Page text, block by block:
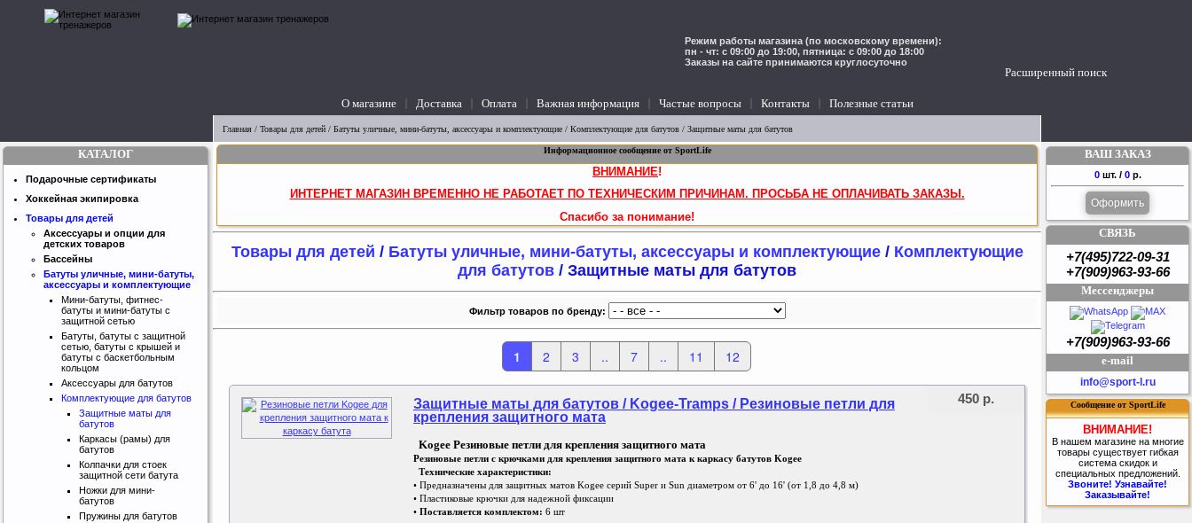
Расширенный поиск
Режим работы магазина (по московскому времени):
пн - чт: с 09:00 до 19:00, пятница: с 09:00 до 18:00
Заказы на сайте принимаются круглосуточно
О магазине Доставка Оплата Важная информация Частые вопросы Контакты Полезные статьи
Главная / Товары для детей / Батуты уличные, мини-батуты, аксессуары и комплектующие / Комплектующие для батутов / Защитные маты для батутов
Информационное сообщение от SportLife
ВНИМАНИЕ!
ИНТЕРНЕТ МАГАЗИН ВРЕМЕННО НЕ РАБОТАЕТ ПО ТЕХНИЧЕСКИМ ПРИЧИНАМ. ПРОСЬБА НЕ ОПЛАЧИВАТЬ ЗАКАЗЫ.
Спасибо за понимание!
Товары для детей / Батуты уличные, мини-батуты, аксессуары и комплектующие/ Комплектующие
для батутов / Защитные маты для батутов
Фильтр товаров по бренду:
1 2 3 .. 7 .. 11 12
Защитные маты для батутов / Kogee-Tramps / Резиновые петли для
крепления защитного мата
Kogee Резиновые петли для крепления защитного мата
Резиновые петли с крючками для крепления защитного мата к каркасу батутов Kogee
Технические характеристики:
• Предназначены для защитных матов Kogee серий Super и Sun диаметром от 6' до 16' (от 1,8 до 4,8 м)
• Пластиковые крючки для надежной фиксации
• Поставляется комплектом: 6 шт
450 р.
КАТАЛОГ
Подарочные сертификаты
Хоккейная экипировка
Товары для детей
Аксессуары и опции для
детских товаров
Бассейны
Батуты уличные, мини-батуты,
аксессуары и комплектующие
Мини-батуты, фитнес-
батуты и мини-батуты с
защитной сетью
Батуты, батуты с защитной
сетью, батуты с крышей и
батуты с баскетбольным
кольцом
Аксессуары для батутов
Комплектующие для батутов
Защитные маты для
батутов
Каркасы (рамы) для
батутов
Колпачки для стоек
защитной сети батута
Ножки для мини-
батутов
Пружины для батутов
ВАШ ЗАКАЗ
0 шт. / 0 р.
Оформить
СВЯЗЬ
+7(495)722-09-31
+7(909)963-93-66
Мессенджеры
+7(909)963-93-66
e-mail
info@sport-l.ru
Сообщение от SportLife
ВНИМАНИЕ!
В нашем магазине на многие
товары существует гибкая
система скидок и
специальных предложений.
Звоните! Узнавайте!
Заказывайте!